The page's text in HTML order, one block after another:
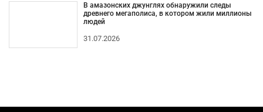
В амазонских джунглях обнаружили следы
древнего мегаполиса, в котором жили миллионы
людей
31.07.2026